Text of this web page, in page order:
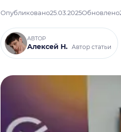
Опубликовано25.03.2025Обновлено
АВТОР
Алексей Н. Автор статьи